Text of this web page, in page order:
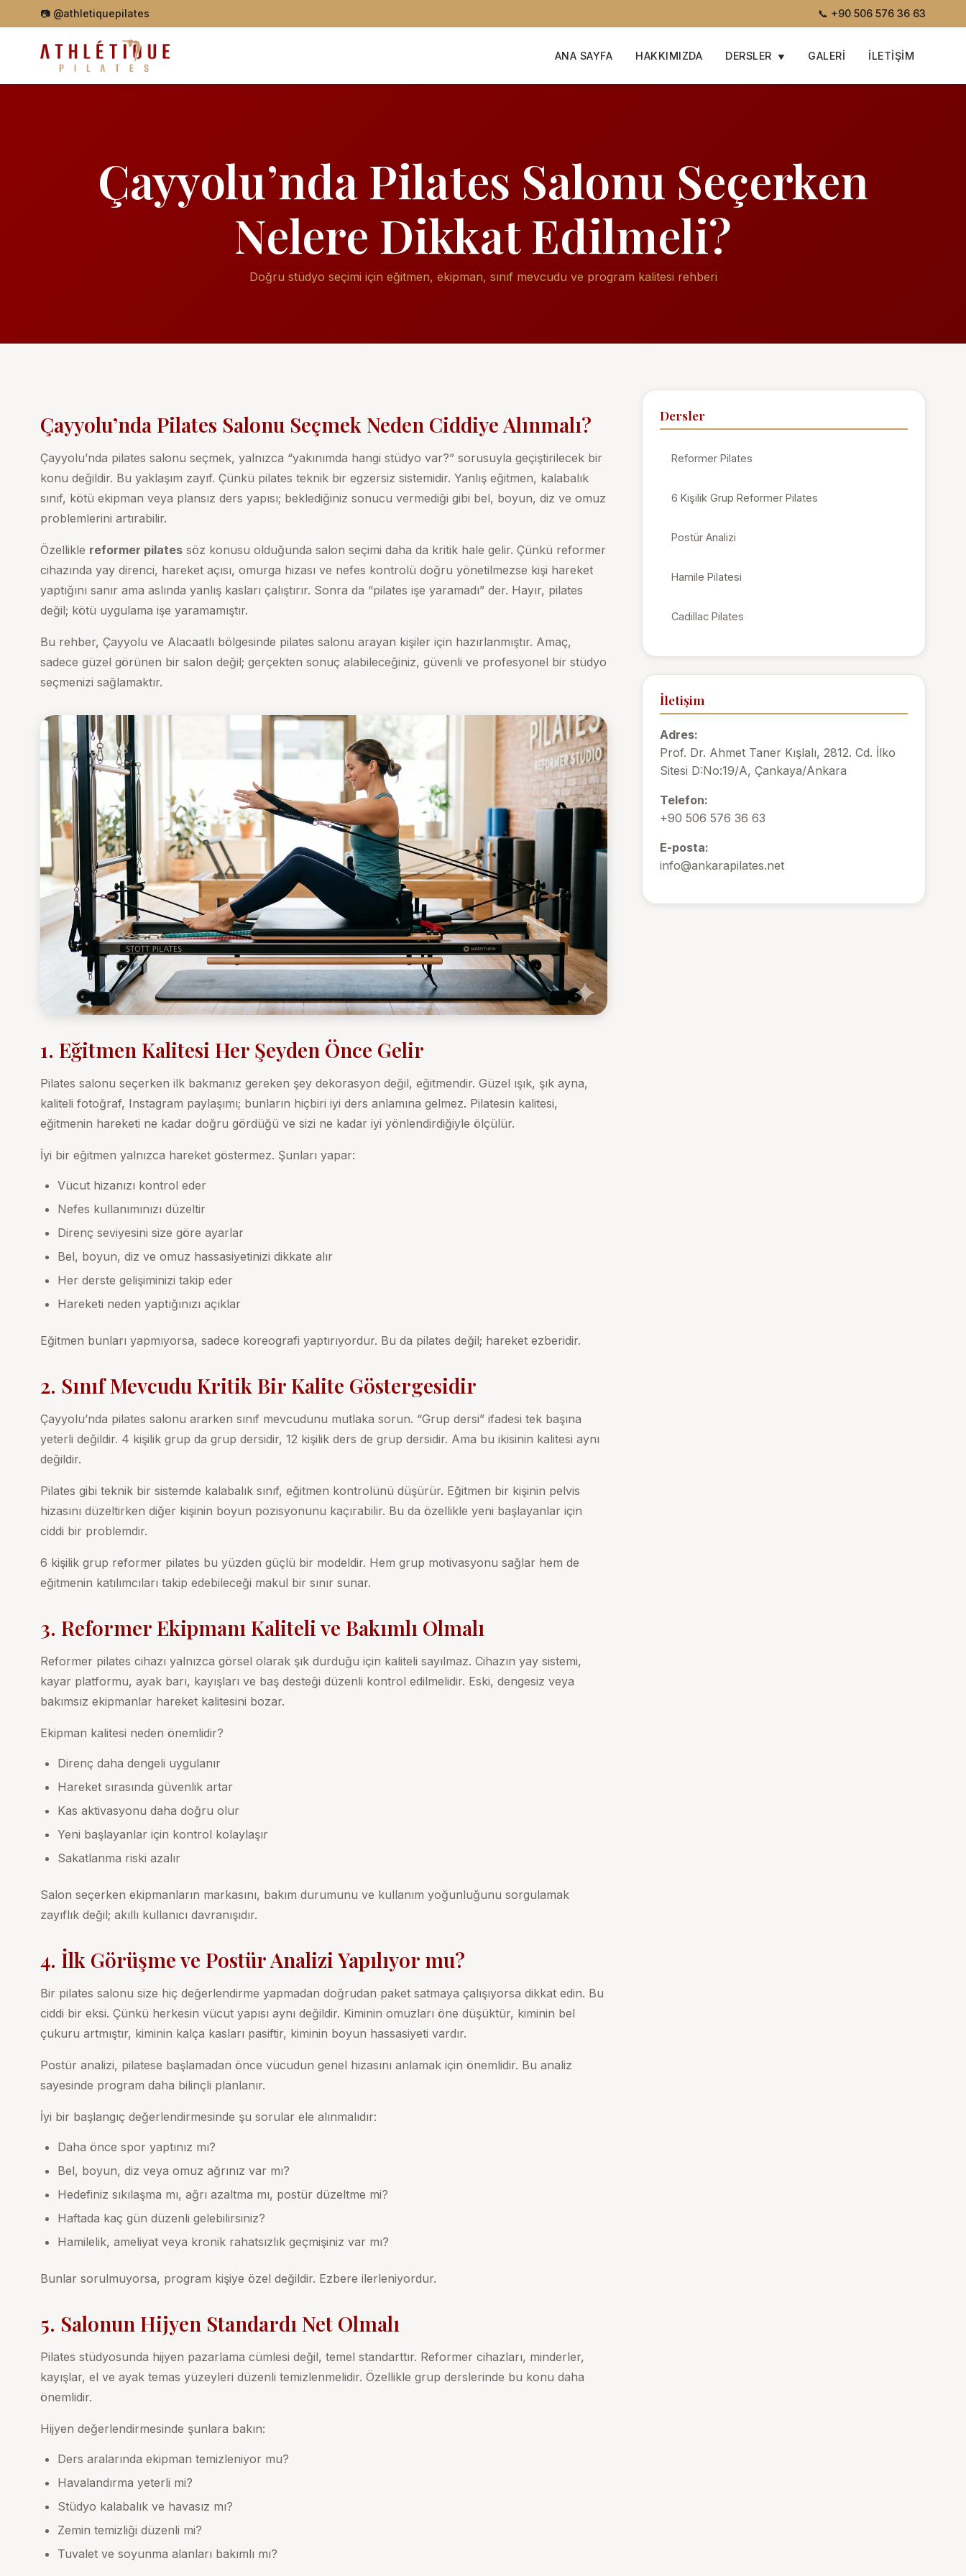
📷 @athletiquepilates 📞 +90 506 576 36 63
ANA SAYFA HAKKIMIZDA DERSLER GALERI İLETIŞIM
Çayyolu’nda Pilates Salonu Seçerken
Nelere Dikkat Edilmeli?
Doğru stüdyo seçimi için eğitmen, ekipman, sınıf mevcudu ve program kalitesi rehberi
Çayyolu’nda Pilates Salonu Seçmek Neden Ciddiye Alınmalı?
Çayyolu’nda pilates salonu seçmek, yalnızca “yakınımda hangi stüdyo var?” sorusuyla geçiştirilecek bir
konu değildir. Bu yaklaşım zayıf. Çünkü pilates teknik bir egzersiz sistemidir. Yanlış eğitmen, kalabalık
sınıf, kötü ekipman veya plansız ders yapısı; beklediğiniz sonucu vermediği gibi bel, boyun, diz ve omuz
problemlerini artırabilir.
Özellikle reformer pilates söz konusu olduğunda salon seçimi daha da kritik hale gelir. Çünkü reformer
cihazında yay direnci, hareket açısı, omurga hizası ve nefes kontrolü doğru yönetilmezse kişi hareket
yaptığını sanır ama aslında yanlış kasları çalıştırır. Sonra da “pilates işe yaramadı” der. Hayır, pilates
değil; kötü uygulama işe yaramamıştır.
Bu rehber, Çayyolu ve Alacaatlı bölgesinde pilates salonu arayan kişiler için hazırlanmıştır. Amaç,
sadece güzel görünen bir salon değil; gerçekten sonuç alabileceğiniz, güvenli ve profesyonel bir stüdyo
seçmenizi sağlamaktır.
1. Eğitmen Kalitesi Her Şeyden Önce Gelir
Pilates salonu seçerken ilk bakmanız gereken şey dekorasyon değil, eğitmendir. Güzel ışık, şık ayna,
kaliteli fotoğraf, Instagram paylaşımı; bunların hiçbiri iyi ders anlamına gelmez. Pilatesin kalitesi,
eğitmenin hareketi ne kadar doğru gördüğü ve sizi ne kadar iyi yönlendirdiğiyle ölçülür.
İyi bir eğitmen yalnızca hareket göstermez. Şunları yapar:
Vücut hizanızı kontrol eder
Nefes kullanımınızı düzeltir
Direnç seviyesini size göre ayarlar
Bel, boyun, diz ve omuz hassasiyetinizi dikkate alır
Her derste gelişiminizi takip eder
Hareketi neden yaptığınızı açıklar
Eğitmen bunları yapmıyorsa, sadece koreografi yaptırıyordur. Bu da pilates değil; hareket ezberidir.
2. Sınıf Mevcudu Kritik Bir Kalite Göstergesidir
Çayyolu’nda pilates salonu ararken sınıf mevcudunu mutlaka sorun. “Grup dersi” ifadesi tek başına
yeterli değildir. 4 kişilik grup da grup dersidir, 12 kişilik ders de grup dersidir. Ama bu ikisinin kalitesi aynı
değildir.
Pilates gibi teknik bir sistemde kalabalık sınıf, eğitmen kontrolünü düşürür. Eğitmen bir kişinin pelvis
hizasını düzeltirken diğer kişinin boyun pozisyonunu kaçırabilir. Bu da özellikle yeni başlayanlar için
ciddi bir problemdir.
6 kişilik grup reformer pilates bu yüzden güçlü bir modeldir. Hem grup motivasyonu sağlar hem de
eğitmenin katılımcıları takip edebileceği makul bir sınır sunar.
3. Reformer Ekipmanı Kaliteli ve Bakımlı Olmalı
Reformer pilates cihazı yalnızca görsel olarak şık durduğu için kaliteli sayılmaz. Cihazın yay sistemi,
kayar platformu, ayak barı, kayışları ve baş desteği düzenli kontrol edilmelidir. Eski, dengesiz veya
bakımsız ekipmanlar hareket kalitesini bozar.
Ekipman kalitesi neden önemlidir?
Direnç daha dengeli uygulanır
Hareket sırasında güvenlik artar
Kas aktivasyonu daha doğru olur
Yeni başlayanlar için kontrol kolaylaşır
Sakatlanma riski azalır
Salon seçerken ekipmanların markasını, bakım durumunu ve kullanım yoğunluğunu sorgulamak
zayıflık değil; akıllı kullanıcı davranışıdır.
4. İlk Görüşme ve Postür Analizi Yapılıyor mu?
Bir pilates salonu size hiç değerlendirme yapmadan doğrudan paket satmaya çalışıyorsa dikkat edin. Bu
ciddi bir eksi. Çünkü herkesin vücut yapısı aynı değildir. Kiminin omuzları öne düşüktür, kiminin bel
çukuru artmıştır, kiminin kalça kasları pasiftir, kiminin boyun hassasiyeti vardır.
Postür analizi, pilatese başlamadan önce vücudun genel hizasını anlamak için önemlidir. Bu analiz
sayesinde program daha bilinçli planlanır.
İyi bir başlangıç değerlendirmesinde şu sorular ele alınmalıdır:
Daha önce spor yaptınız mı?
Bel, boyun, diz veya omuz ağrınız var mı?
Hedefiniz sıkılaşma mı, ağrı azaltma mı, postür düzeltme mi?
Haftada kaç gün düzenli gelebilirsiniz?
Hamilelik, ameliyat veya kronik rahatsızlık geçmişiniz var mı?
Bunlar sorulmuyorsa, program kişiye özel değildir. Ezbere ilerleniyordur.
5. Salonun Hijyen Standardı Net Olmalı
Pilates stüdyosunda hijyen pazarlama cümlesi değil, temel standarttır. Reformer cihazları, minderler,
kayışlar, el ve ayak temas yüzeyleri düzenli temizlenmelidir. Özellikle grup derslerinde bu konu daha
önemlidir.
Hijyen değerlendirmesinde şunlara bakın:
Ders aralarında ekipman temizleniyor mu?
Havalandırma yeterli mi?
Stüdyo kalabalık ve havasız mı?
Zemin temizliği düzenli mi?
Tuvalet ve soyunma alanları bakımlı mı?
Dersler
Reformer Pilates
6 Kişilik Grup Reformer Pilates
Postür Analizi
Hamile Pilatesi
Cadillac Pilates
İletişim
Adres:
Prof. Dr. Ahmet Taner Kışlalı, 2812. Cd. İlko
Sitesi D:No:19/A, Çankaya/Ankara
Telefon:
+90 506 576 36 63
E-posta:
info@ankarapilates.net